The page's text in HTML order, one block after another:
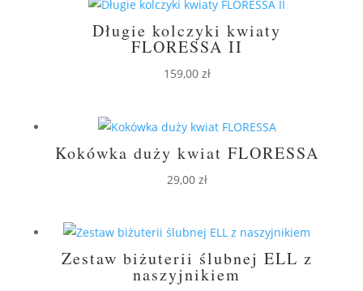
Długie kolczyki kwiaty
FLORESSA II
159,00 zł
Kokówka duży kwiat FLORESSA
29,00 zł
Zestaw biżuterii ślubnej ELL z
naszyjnikiem